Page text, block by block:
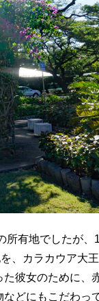
所有地でしたが、
、カラカウア大
彼女のために、
どにもこだわっ